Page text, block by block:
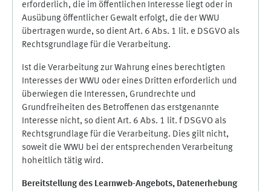
erforderlich, die im öffentlichen Interesse liegt oder in
Ausübung öffentlicher Gewalt erfolgt, die der WWU
übertragen wurde, so dient Art. 6 Abs. 1 lit. e DSGVO als
Rechtsgrundlage für die Verarbeitung.
Ist die Verarbeitung zur Wahrung eines berechtigten
Interesses der WWU oder eines Dritten erforderlich und
überwiegen die Interessen, Grundrechte und
Grundfreiheiten des Betroffenen das erstgenannte
Interesse nicht, so dient Art. 6 Abs. 1 lit. f DSGVO als
Rechtsgrundlage für die Verarbeitung. Dies gilt nicht,
soweit die WWU bei der entsprechenden Verarbeitung
hoheitlich tätig wird.
Bereitstellung des Learnweb-Angebots, Datenerhebung